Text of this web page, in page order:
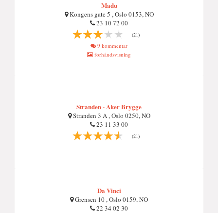
Madu
Kongens gate 5 , Oslo 0153, NO
23 10 72 00
(21)
9 kommentar
forhåndsvisning
Stranden - Aker Brygge
Stranden 3 A , Oslo 0250, NO
23 11 33 00
(21)
Da Vinci
Grensen 10 , Oslo 0159, NO
22 34 02 30